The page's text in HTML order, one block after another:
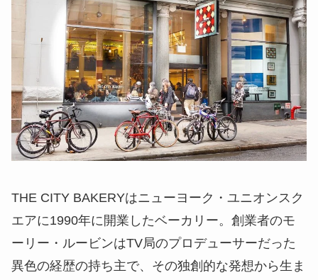
THE CITY BAKERYはニューヨーク・ユニオンスク
エアに1990年に開業したベーカリー。創業者のモ
ーリー・ルービンはTV局のプロデューサーだった
異色の経歴の持ち主で、その独創的な発想から生ま